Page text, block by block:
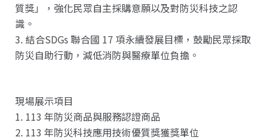
質獎」，強化民眾自主採購意願以及對防災科技之認
識。
3. 結合SDGs 聯合國 17 項永續發展目標，鼓勵民眾採取
防災自助行動，減低消防與醫療單位負擔。
現場展示項目
1. 113 年防災商品與服務認證商品
2. 113 年防災科技應用技術優質獎獲獎單位